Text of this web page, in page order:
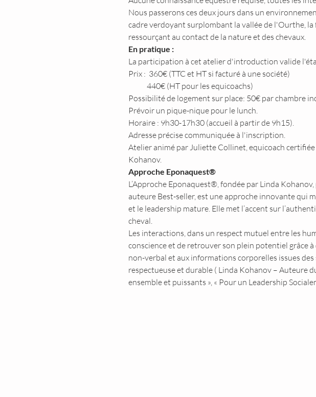
Nous passerons ces deux jours dans un
cadre verdoyant surplombant la vallée de l'Ourthe,
ressourçant au contact de la nature et des chevaux.
En pratique :
La participation à cet atelier d'introduction valide
Prix :  360€ (TTC et HT si facturé à une société)
440€ (HT pour les equicoachs)
Possibilité de logement sur place: 50€ par chambre
Prévoir un pique-nique pour le lunch.
Horaire : 9h30-17h30 (accueil à partir de 9h15).
Adresse précise communiquée à l'inscription.
Atelier animé par Juliette Collinet, equicoach
Kohanov.
Approche Eponaquest®
L’Approche Eponaquest®, fondée par Linda
auteure Best-seller, est une approche innovante qui
et le leadership mature. Elle met l’accent sur
cheval.
Les interactions, dans un respect mutuel entre les
conscience et de retrouver son plein potentiel grâce
non-verbal et aux informations corporelles issues
respectueuse et durable ( Linda Kohanov – Auteure
ensemble et puissants », « Pour un Leadership